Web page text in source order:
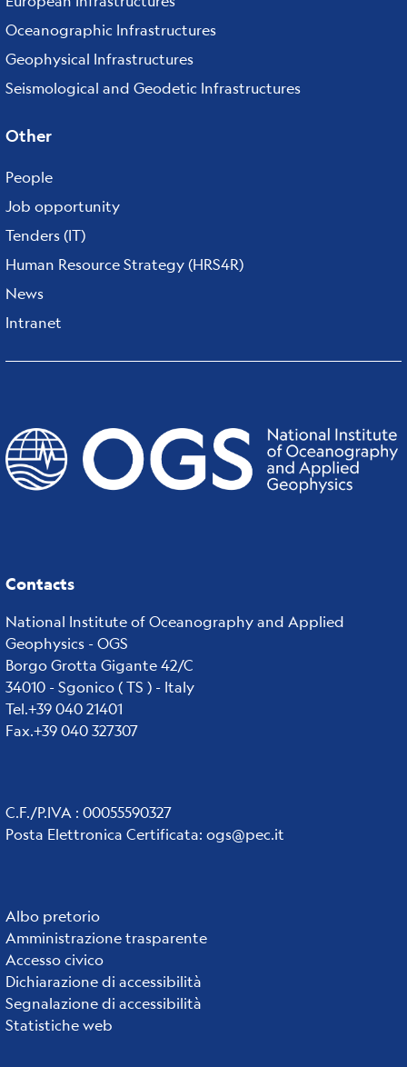
Oceanographic Infrastructures
Geophysical Infrastructures
Seismological and Geodetic Infrastructures
Other
People
Job opportunity
Tenders (IT)
Human Resource Strategy (HRS4R)
News
Intranet
Contacts
National Institute of Oceanography and Applied
Geophysics - OGS
Borgo Grotta Gigante 42/C
34010 - Sgonico ( TS ) - Italy
Tel.+39 040 21401
Fax.+39 040 327307
C.F./P.IVA : 00055590327
Posta Elettronica Certificata: ogs@pec.it
Institute
links
Albo pretorio
Amministrazione trasparente
Accesso civico
Dichiarazione di accessibilità
Segnalazione di accessibilità
Statistiche web